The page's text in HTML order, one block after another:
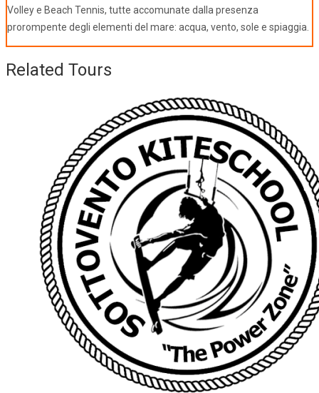
Volley e Beach Tennis, tutte accomunate dalla presenza
prorompente degli elementi del mare: acqua, vento, sole e spiaggia.
Related Tours